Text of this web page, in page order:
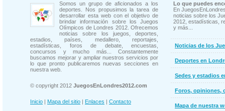
Somos un grupo de aficionados a los
deportes. Nos propusimos la tarea de
desarrollar esta web con el objetivo de
brindar información sobre los Juegos
Olímpicos de Londres 2012. Ofrecemos
noticias sobre los juegos, deportes,
estadios, países, medallero, reportajes,
estadísticas, foros de debate, encuestas,
concursos y mucho más... Constantemente
buscamos mejorar y ampliar nuestros servicios por
lo que pronto publicaremos nuevas secciones en
nuestra web.
© copyright 2012 JuegosEnLondres2012.com
Inicio | Mapa del sitio | Enlaces | Contacto
Lo que puedes
En
noticias sobre los
2012, estadísticas,
y más...
Noticias de los
Deportes en
Sedes y estadios
Foros, opiniones,
Mapa de nuestra